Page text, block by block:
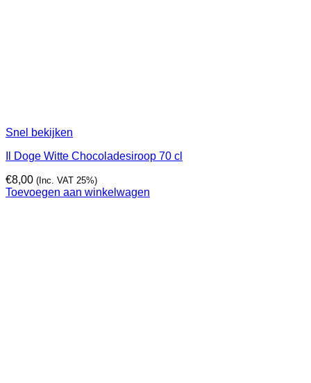
Snel bekijken
Il Doge Witte Chocoladesiroop 70 cl
€8,00 (Inc. VAT 25%)
Toevoegen aan winkelwagen